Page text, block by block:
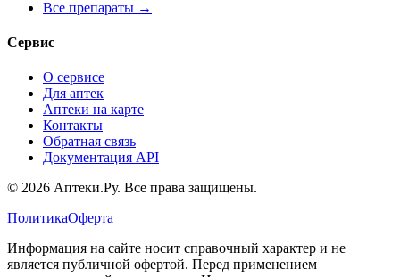
Все препараты →
Сервис
О сервисе
Для аптек
Аптеки на карте
Контакты
Обратная связь
Документация API
© 2026 Аптеки.Ру. Все права защищены.
ПолитикаОферта
Информация на сайте носит справочный характер и не
является публичной офертой. Перед применением